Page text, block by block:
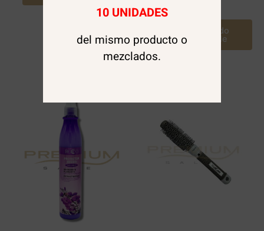
Avísame cuando
este disponible
10 UNIDADES
del mismo producto o
mezclados.